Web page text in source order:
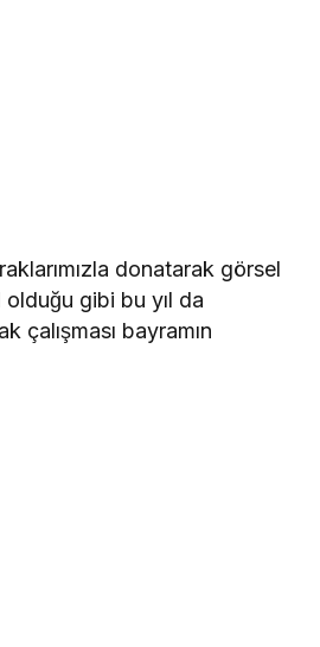
donatarak görsel
olduğu gibi bu yıl da
çalışması bayramın